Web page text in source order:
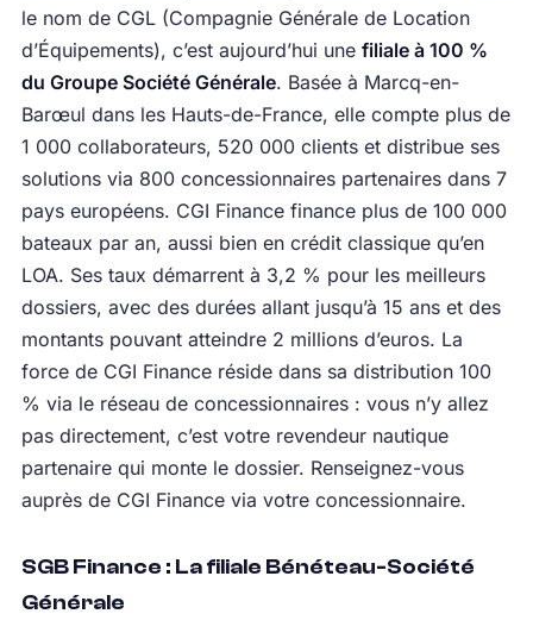
le nom de CGL (Compagnie Générale de Location
d’Équipements), c’est aujourd’hui une filiale à 100 %
du Groupe Société Générale. Basée à Marcq-en-
Barœul dans les Hauts-de-France, elle compte plus de
1 000 collaborateurs, 520 000 clients et distribue ses
solutions via 800 concessionnaires partenaires dans 7
pays européens. CGI Finance finance plus de 100 000
bateaux par an, aussi bien en crédit classique qu’en
LOA. Ses taux démarrent à 3,2 % pour les meilleurs
dossiers, avec des durées allant jusqu’à 15 ans et des
montants pouvant atteindre 2 millions d’euros. La
force de CGI Finance réside dans sa distribution 100
% via le réseau de concessionnaires : vous n’y allez
pas directement, c’est votre revendeur nautique
partenaire qui monte le dossier. Renseignez-vous
auprès de CGI Finance via votre concessionnaire.
SGB Finance : La filiale Bénéteau-Société
Générale